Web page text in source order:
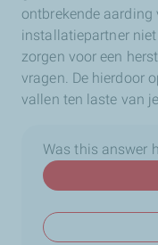
ontbrekende
installatiepartner
zorgen voor een
vragen. De hierdoor
vallen ten laste van
Was this answer